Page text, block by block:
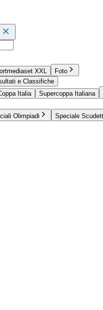
XXL
Foto
e Classifiche
Italia Supercoppa Italiana
Olimpiadi Speciale